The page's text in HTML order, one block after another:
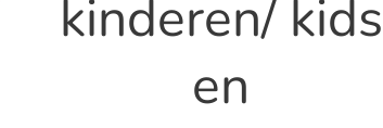
kinderen/ kids
en